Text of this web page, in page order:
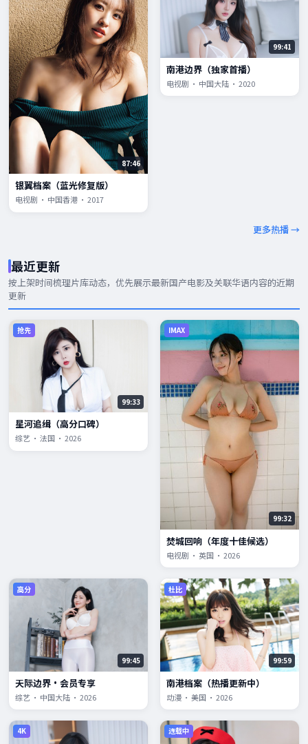
87:46
银翼档案（蓝光修复版）
电视剧 · 中国香港 · 2017
99:41
南港边界（独家首播）
电视剧 · 中国大陆 · 2020
更多热播 →
最近更新
按上架时间梳理片库动态，优先展示最新国产电影及关联华语内容的近期
更新
抢先
99:33
星河追缉（高分口碑）
综艺 · 法国 · 2026
IMAX
99:32
焚城回响（年度十佳候选）
电视剧 · 英国 · 2026
高分
99:45
天际边界·会员专享
综艺 · 中国大陆 · 2026
杜比
99:59
南港档案（热播更新中）
动漫 · 美国 · 2026
4K 连载中